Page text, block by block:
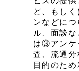
ど、もし
ンなどに
ル、面談
は③アンケ
査、流通
目的のた